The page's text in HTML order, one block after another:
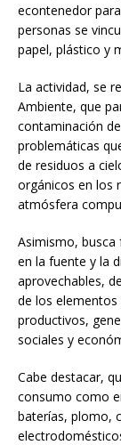
econtenedor
personas se
papel, plástico y
La actividad, se
Ambiente, que
contaminación
problemáticas
de residuos a
orgánicos en los
atmósfera
Asimismo,
en la fuente y la
aprovechables,
de los
productivos,
sociales y
Cabe destacar,
consumo como
baterías, plomo,